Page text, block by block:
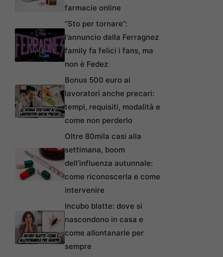
farmacie online
“Sto per tornare”:
l’annuncio dalla Ferragnez
family fa felici i fans, ma
non è Fedez
Bonus 500 euro ai
lavoratori anche precari:
tempi, requisiti, modalità e
come non perderlo
Oltre 80mila casi alla
settimana, boom
dell’influenza autunnale:
come riconoscerla e come
intervenire
Incubo blatte: dove si
nascondono in casa e
come allontanarle per
sempre